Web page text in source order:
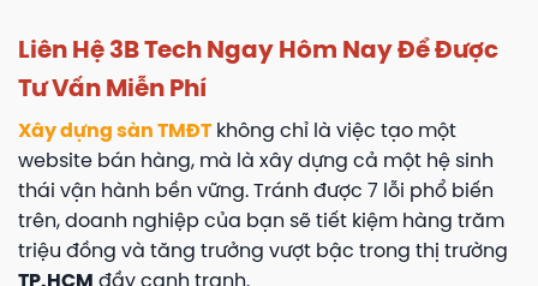
Liên Hệ 3B Tech Ngay Hôm Nay Để Được
Tư Vấn Miễn Phí
Xây dựng sàn TMĐT không chỉ là việc tạo một
website bán hàng, mà là xây dựng cả một hệ sinh
thái vận hành bền vững. Tránh được 7 lỗi phổ biến
trên, doanh nghiệp của bạn sẽ tiết kiệm hàng trăm
triệu đồng và tăng trưởng vượt bậc trong thị trường
TP.HCM đầy cạnh tranh.